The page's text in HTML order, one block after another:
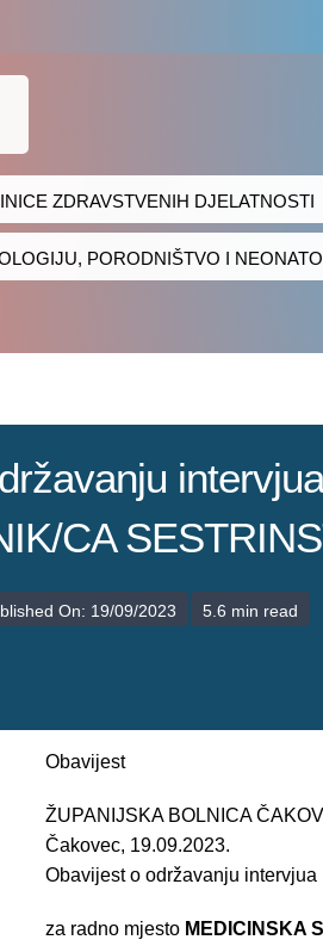
ZDRAVSTVENIH DJELATNOSTI
PORODNIŠTVO I
CA
On: 19/09/2023 5.6 min read
Obavijest
ŽUPANIJSKA BOLNICA
Čakovec, 19.09.2023.
Obavijest o održavanju intervjua
za radno mjesto MEDICINSKA